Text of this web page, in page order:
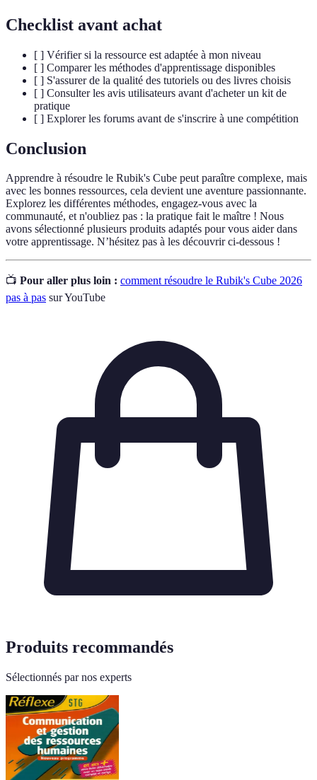
Checklist avant achat
[ ] Vérifier si la ressource est adaptée à mon niveau
[ ] Comparer les méthodes d'apprentissage disponibles
[ ] S'assurer de la qualité des tutoriels ou des livres choisis
[ ] Consulter les avis utilisateurs avant d'acheter un kit de
pratique
[ ] Explorer les forums avant de s'inscrire à une compétition
Conclusion
Apprendre à résoudre le Rubik's Cube peut paraître complexe, mais
avec les bonnes ressources, cela devient une aventure passionnante.
Explorez les différentes méthodes, engagez-vous avec la
communauté, et n'oubliez pas : la pratique fait le maître ! Nous
avons sélectionné plusieurs produits adaptés pour vous aider dans
votre apprentissage. N’hésitez pas à les découvrir ci-dessous !
📺 Pour aller plus loin : comment résoudre le Rubik's Cube 2026
pas à pas sur YouTube
Produits recommandés
Sélectionnés par nos experts